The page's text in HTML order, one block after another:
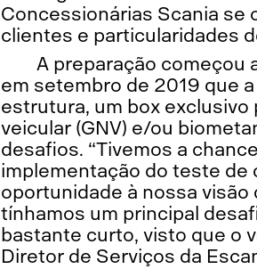
Concessionárias Scania se
clientes e particularidades
A preparação começou
em setembro de 2019 que
estrutura, um box
veicular (GNV) e/ou
desafios. “Tivemos a
implementação do teste de
oportunidade à nossa
tínhamos um principal
bastante curto, visto que o
Diretor de Serviços da